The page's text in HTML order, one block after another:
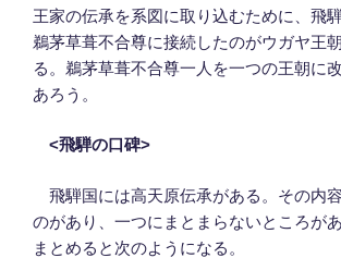
王家の伝承を系図に取り込むために、飛
鵜茅草葺不合尊に接続したのがウガヤ王
る。鵜茅草葺不合尊一人を一つの王朝に
あろう。
<飛騨の口碑>
飛騨国には高天原伝承がある。その内
のがあり、一つにまとまらないところが
まとめると次のようになる。